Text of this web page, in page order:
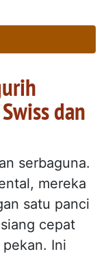
dan
serbaguna.
mereka
satu panci
cepat
Ini